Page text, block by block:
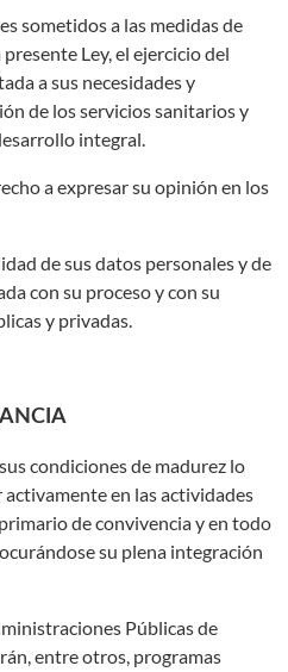
sometidos a las medidas de
Ley, el ejercicio del
a sus necesidades y
de los servicios sanitarios y
integral.
a expresar su opinión en los
de sus datos personales y de
con su proceso y con su
y privadas.
condiciones de madurez lo
en las actividades
de convivencia y en todo
su plena integración
Públicas de
entre otros, programas